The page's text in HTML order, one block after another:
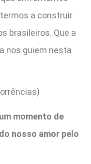
a construir
brasileiros. Que a
nos guiem nesta
momento de
nosso amor pelo